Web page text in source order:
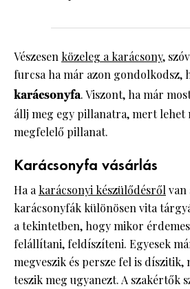
Vészesen közeleg a karácsony,
furcsa ha már azon gondolkodsz,
karácsonyfa. Viszont, ha már
állj meg egy pillanatra, mert lehet
megfelelő pillanat.
Karácsonyfa vásárlás
Ha akarácsonyi készülődésrőlvan
karácsonyfák különösen vita
a tekintetben, hogy mikor
felállítani, feldíszíteni. Egyesek
megveszik és persze fel is díszitik,
teszik meg ugyanezt. A szakértők